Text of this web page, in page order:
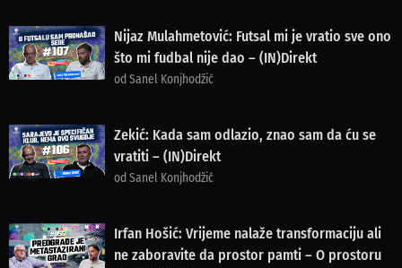
Nijaz Mulahmetović: Futsal mi je vratio sve ono
što mi fudbal nije dao – (IN)Direkt
od Sanel Konjhodžić
Zekić: Kada sam odlazio, znao sam da ću se
vratiti – (IN)Direkt
od Sanel Konjhodžić
Irfan Hošić: Vrijeme nalaže transformaciju ali
ne zaboravite da prostor pamti – O prostoru